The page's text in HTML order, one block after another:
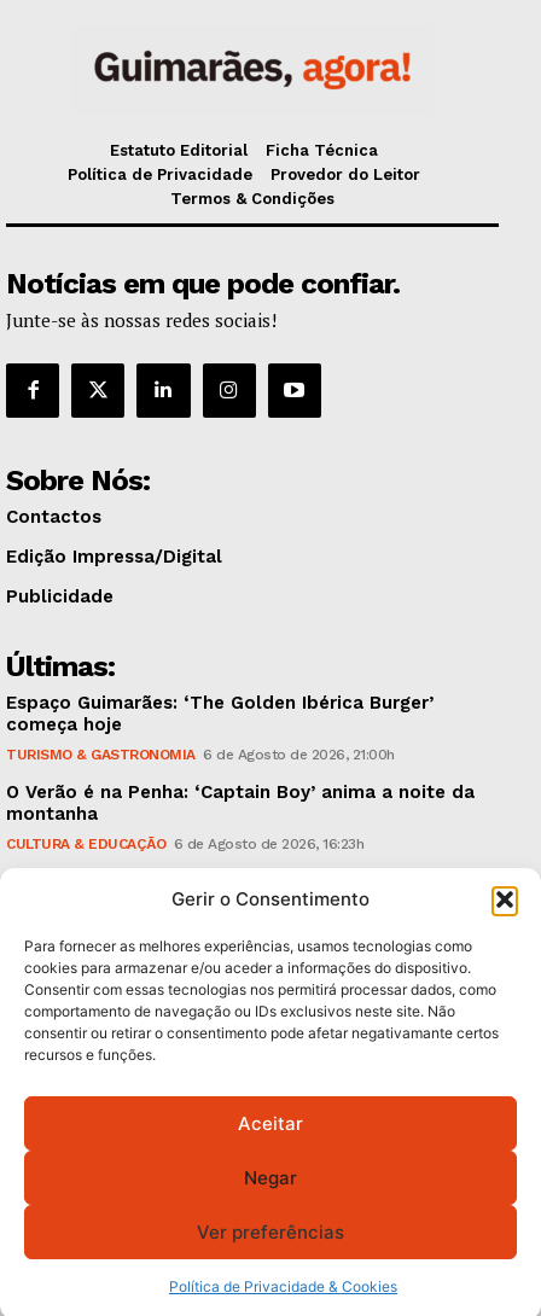
Gerir o Consentimento
Para fornecer as melhores experiências, usamos tecnologias como
cookies para armazenar e/ou aceder a informações do dispositivo.
Consentir com essas tecnologias nos permitirá processar dados, como
comportamento de navegação ou IDs exclusivos neste site. Não
consentir ou retirar o consentimento pode afetar negativamante certos
recursos e funções.
Aceitar
Negar
Ver preferências
Política de Privacidade & Cookies
Estatuto Editorial
Ficha Técnica
Política de Privacidade
Provedor do Leitor
Termos & Condições
Notícias em que pode confiar.
Junte-se às nossas redes sociais!
Sobre Nós:
Contactos
Edição Impressa/Digital
Publicidade
Últimas:
Espaço Guimarães: ‘The Golden Ibérica Burger’
começa hoje
TURISMO & GASTRONOMIA 6 de Agosto de 2026, 21:00h
O Verão é na Penha: ‘Captain Boy’ anima a noite da
montanha
CULTURA & EDUCAÇÃO 6 de Agosto de 2026, 16:23h
em causa”, garante Ricardo Araújo
Subscreva Newsletter:
QUERO ADERIR
Política de Privacidade
© 2026 GA! Todos os direitos reservados.